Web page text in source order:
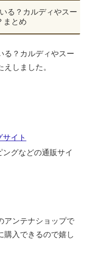
る？カルディやスー
まとめ
る？カルディやスー
しました。
イト
グなどの通販サイ
アンテナショップで
購入できるので嬉し